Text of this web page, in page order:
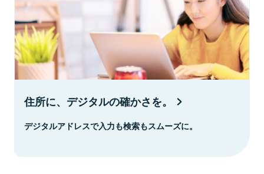
住所に、デジタルの確かさを。
デジタルアドレスで入力も検索もスムーズに。